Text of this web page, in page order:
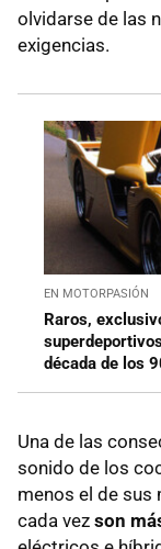
olvidarse de las
exigencias.
EN MOTORPASIÓN
Raros,
década de los
Una de las
sonido de los
menos el de sus
cada vez son